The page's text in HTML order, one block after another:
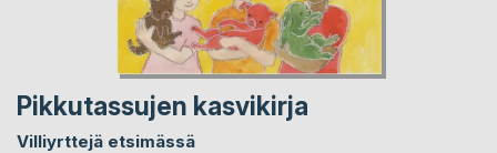
Pikkutassujen kasvikirja
Villiyrttejä etsimässä